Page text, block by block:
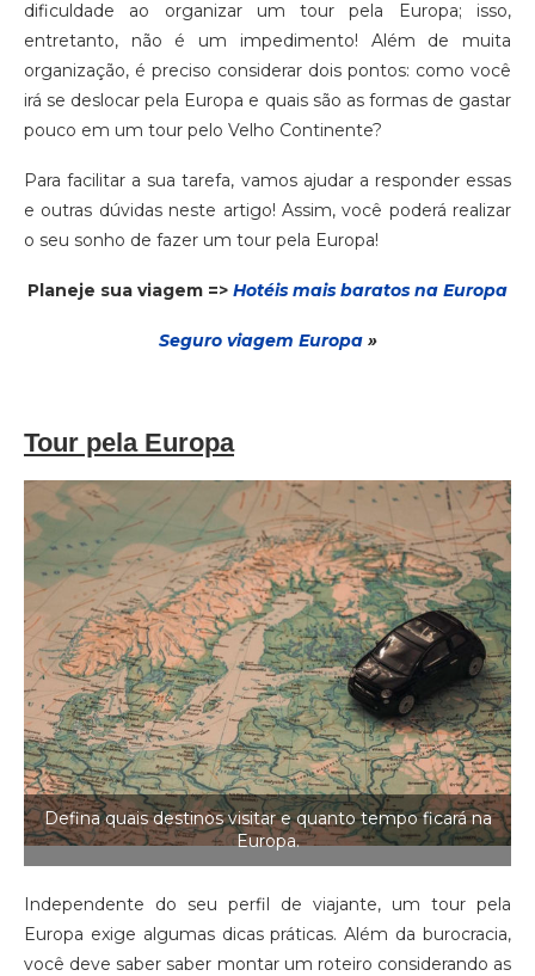
dificuldade ao organizar um tour pela Europa; isso,
entretanto, não é um impedimento! Além de muita
organização, é preciso considerar dois pontos: como você
irá se deslocar pela Europa e quais são as formas de gastar
pouco em um tour pelo Velho Continente?
Para facilitar a sua tarefa, vamos ajudar a responder essas
e outras dúvidas neste artigo! Assim, você poderá realizar
o seu sonho de fazer um tour pela Europa!
Planeje sua viagem => Hotéis mais baratos na Europa
Seguro viagem Europa »
Tour pela Europa
Defina quais destinos visitar e quanto tempo ficará na
Europa.
Independente do seu perfil de viajante, um tour pela
Europa exige algumas dicas práticas. Além da burocracia,
você deve saber saber montar um roteiro considerando as